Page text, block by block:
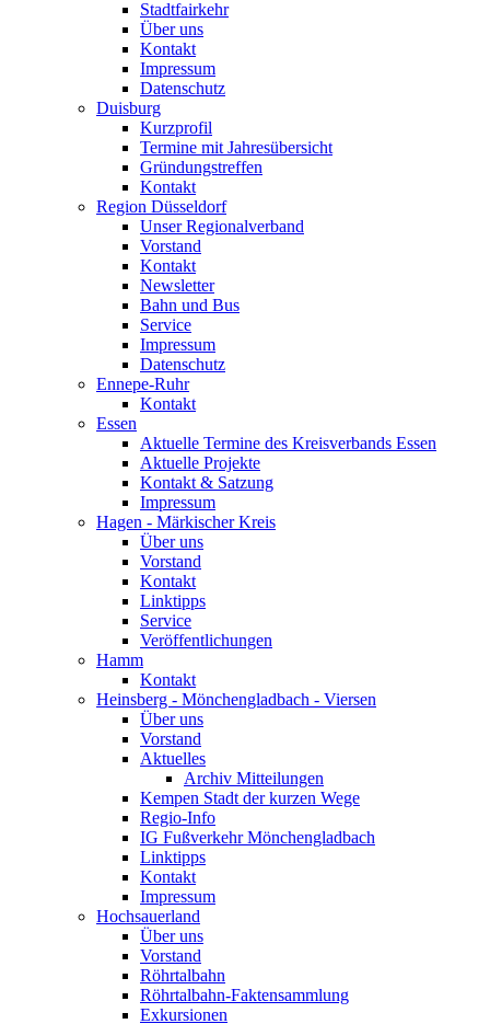
Stadtfairkehr
Über uns
Kontakt
Impressum
Datenschutz
Duisburg
Kurzprofil
Termine mit Jahresübersicht
Gründungstreffen
Kontakt
Region Düsseldorf
Unser Regionalverband
Vorstand
Kontakt
Newsletter
Bahn und Bus
Service
Impressum
Datenschutz
Ennepe-Ruhr
Kontakt
Essen
Aktuelle Termine des Kreisverbands Essen
Aktuelle Projekte
Kontakt & Satzung
Impressum
Hagen - Märkischer Kreis
Über uns
Vorstand
Kontakt
Linktipps
Service
Veröffentlichungen
Hamm
Kontakt
Heinsberg - Mönchengladbach - Viersen
Über uns
Vorstand
Aktuelles
Archiv Mitteilungen
Kempen Stadt der kurzen Wege
Regio-Info
IG Fußverkehr Mönchengladbach
Linktipps
Kontakt
Impressum
Hochsauerland
Über uns
Vorstand
Röhrtalbahn
Röhrtalbahn-Faktensammlung
Exkursionen